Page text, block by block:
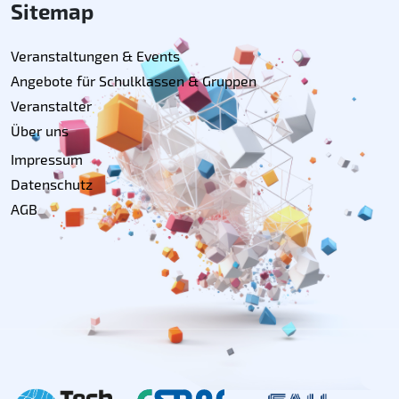
Sitemap
Veranstaltungen & Events
Angebote für Schulklassen & Gruppen
Veranstalter
Über uns
Impressum
Datenschutz
AGB